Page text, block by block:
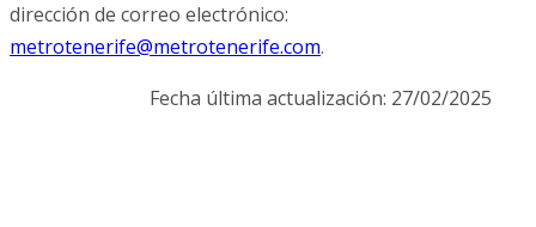
dirección de correo electrónico:
moc.e
firen
etort
em@ef
irene
torte
m
.
Fecha última actualización: 27/02/2025